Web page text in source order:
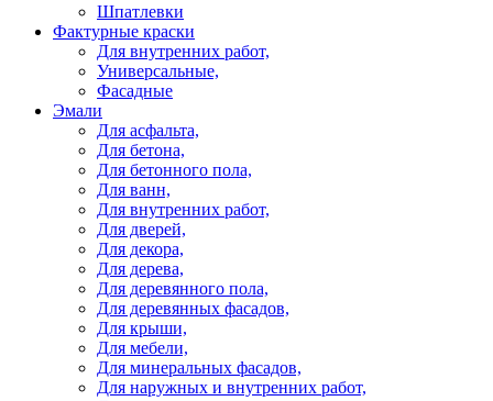
Шпатлевки
Фактурные краски
Для внутренних работ,
Универсальные,
Фасадные
Эмали
Для асфальта,
Для бетона,
Для бетонного пола,
Для ванн,
Для внутренних работ,
Для дверей,
Для декора,
Для дерева,
Для деревянного пола,
Для деревянных фасадов,
Для крыши,
Для мебели,
Для минеральных фасадов,
Для наружных и внутренних работ,